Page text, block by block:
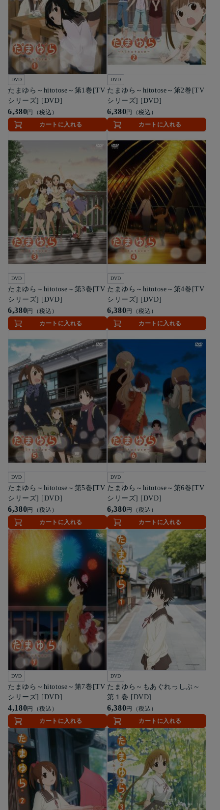
DVD
たまゆら～hitotose～第1巻[TV
シリーズ] [DVD]
6,380円（税込）
カートに入れる
DVD
たまゆら～hitotose～第2巻[TV
シリーズ] [DVD]
6,380円（税込）
カートに入れる
DVD
たまゆら～hitotose～第3巻[TV
シリーズ] [DVD]
6,380円（税込）
カートに入れる
DVD
たまゆら～hitotose～第4巻[TV
シリーズ] [DVD]
6,380円（税込）
カートに入れる
DVD
たまゆら～hitotose～第5巻[TV
シリーズ] [DVD]
6,380円（税込）
カートに入れる
DVD
たまゆら～hitotose～第6巻[TV
シリーズ] [DVD]
6,380円（税込）
カートに入れる
DVD
たまゆら～hitotose～第7巻[TV
シリーズ] [DVD]
4,180円（税込）
カートに入れる
DVD
たまゆら～もあぐれっしぶ～
第１巻 [DVD]
6,380円（税込）
カートに入れる